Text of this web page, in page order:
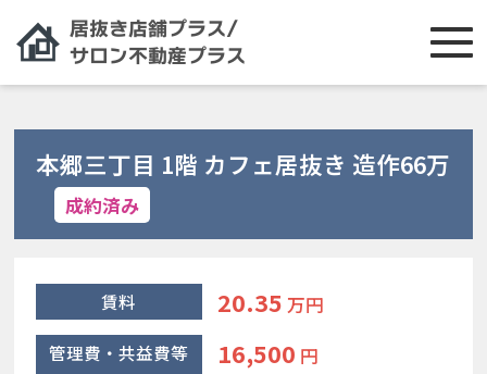
本郷三丁目 1階 カフェ居抜き 造作66万
成約済み
賃料 20.35 万円
管理費・共益費等 16,500 円